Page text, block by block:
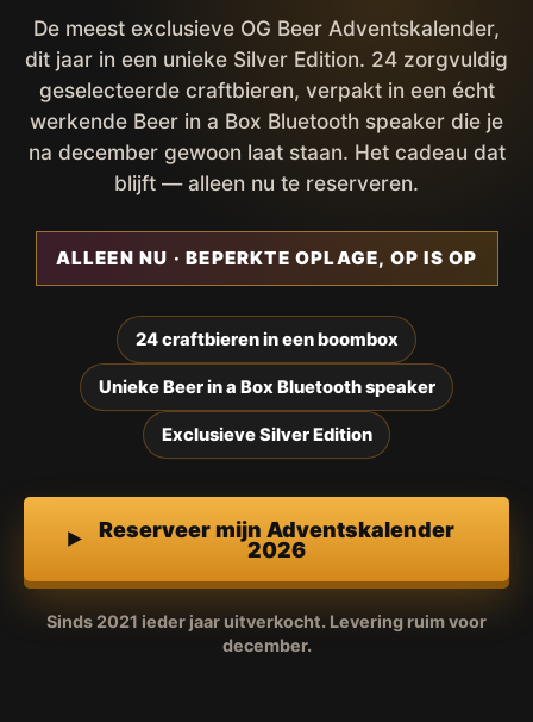
De meest exclusieve OG Beer Adventskalender,
dit jaar in een unieke Silver Edition. 24 zorgvuldig
geselecteerde craftbieren, verpakt in een écht
werkende Beer in a Box Bluetooth speaker die je
na december gewoon laat staan. Het cadeau dat
blijft — alleen nu te reserveren.
ALLEEN NU · BEPERKTE OPLAGE, OP IS OP
24 craftbieren in een boombox
Unieke Beer in a Box Bluetooth speaker
Exclusieve Silver Edition
Reserveer mijn Adventskalender
2026
Sinds 2021 ieder jaar uitverkocht. Levering ruim voor
december.